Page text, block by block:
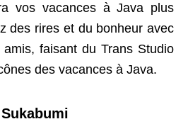
vos vacances à Java plus
des rires et du bonheur avec
faisant du Trans Studio
des vacances à Java.